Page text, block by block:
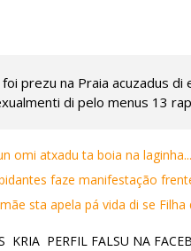
prezu na Praia acuzadus di
di pelo menus 13
omi atxadu ta boia na
faze manifestação
sta apela pá vida di se Filha
KRIA PERFIL FALSU NA